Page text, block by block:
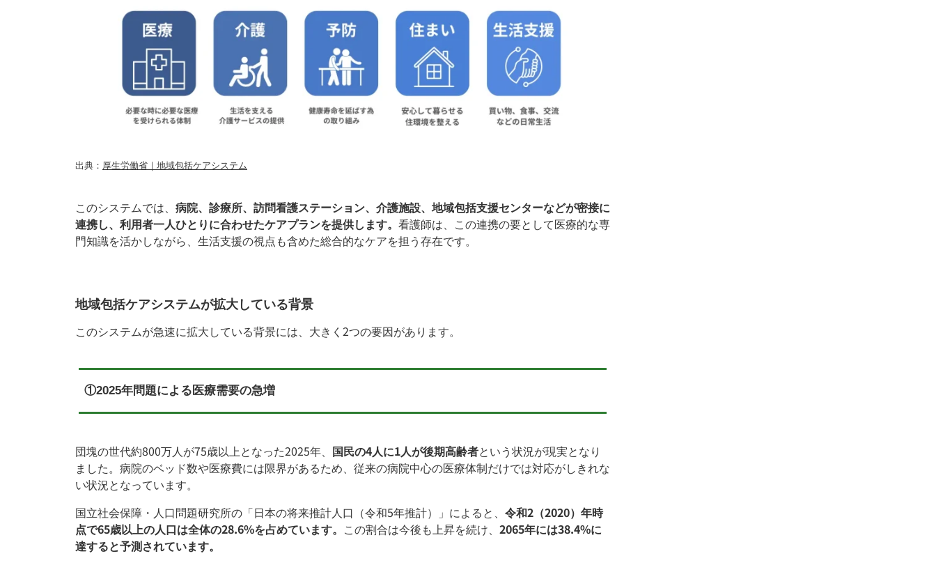
出典： 厚生労働省｜地域包括ケアシステム
このシステムでは、 病院、診療所、訪問看護ステーション、介護施設、地域包括支援センターなどが密接に
連携し、利用者一人ひとりに合わせたケアプランを提供します。 看護師は、この連携の要として医療的な専
門知識を活かしながら、生活支援の視点も含めた総合的なケアを担う存在です。
地域包括ケアシステムが拡大している背景
このシステムが急速に拡大している背景には、大きく2つの要因があります。
①2025年問題による医療需要の急増
団塊の世代約800万人が75歳以上となった2025年、 国民の4人に1人が後期高齢者という状況が現実となり
ました。病院のベッド数や医療費には限界があるため、従来の病院中心の医療体制だけでは対応がしきれな
い状況となっています。
国立社会保障・人口問題研究所の「日本の将来推計人口（令和5年推計）」によると、 令和2（2020）年時
点で65歳以上の人口は全体の28.6%を占めています。 この割合は今後も上昇を続け、 2065年には38.4%に
達すると予測されています。